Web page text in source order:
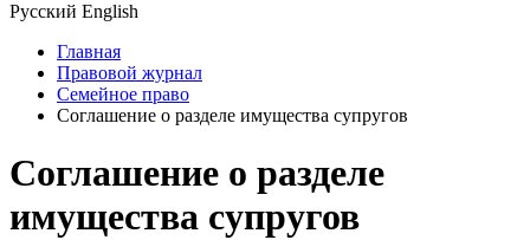
Русский English
Главная
Правовой журнал
Семейное право
Соглашение о разделе имущества супругов
Соглашение о разделе
имущества супругов